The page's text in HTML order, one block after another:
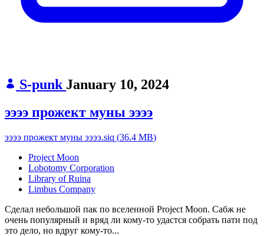
S-punk January 10, 2024
ээээ прожект муны ээээ
ээээ прожект муны ээээ.siq (36.4 MB)
Project Moon
Lobotomy Corporation
Library of Ruina
Limbus Company
Сделал небольшой пак по вселенной Project Moon. Сабж не
очень популярный и вряд ли кому-то удастся собрать пати под
это дело, но вдруг кому-то...